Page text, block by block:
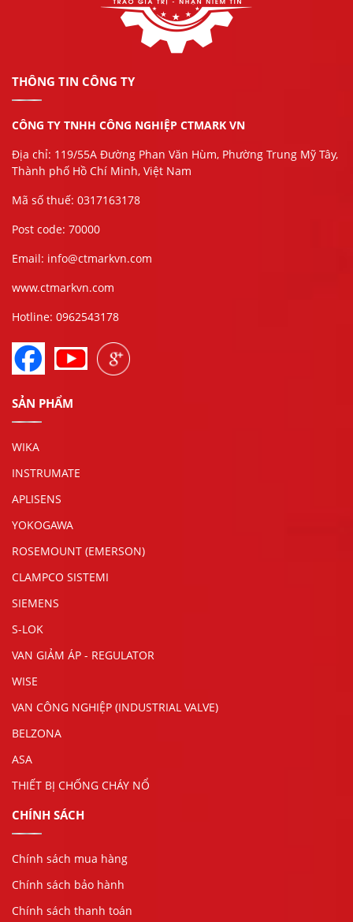
THÔNG TIN CÔNG TY
CÔNG TY TNHH CÔNG NGHIỆP CTMARK VN
Địa chỉ: 119/55A Đường Phan Văn Hùm, Phường Trung Mỹ Tây,
Thành phố Hồ Chí Minh, Việt Nam
Mã số thuế: 0317163178
Post code: 70000
Email: info@ctmarkvn.com
www.ctmarkvn.com
Hotline: 0962543178
SẢN PHẨM
WIKA
INSTRUMATE
APLISENS
YOKOGAWA
ROSEMOUNT (EMERSON)
CLAMPCO SISTEMI
SIEMENS
S-LOK
VAN GIẢM ÁP - REGULATOR
WISE
VAN CÔNG NGHIỆP (INDUSTRIAL VALVE)
BELZONA
ASA
THIẾT BỊ CHỐNG CHÁY NỔ
CHÍNH SÁCH
Chính sách mua hàng
Chính sách bảo hành
Chính sách thanh toán